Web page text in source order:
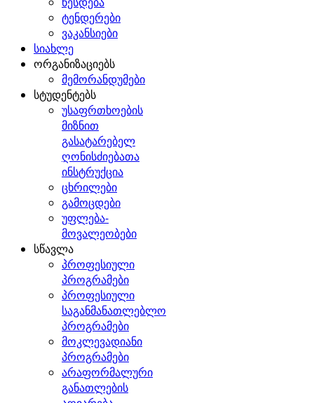
ტენდერები
ვაკანსიები
სიახლე
ორგანიზაციებს
მემორანდუმები
სტუდენტებს
უსაფრთხოების
მიზნით
გასატარებელ
ღონისძიებათა
ინსტრუქცია
ცხრილები
გამოცდები
უფლება-
მოვალეობები
სწავლა
პროფესიული
პროგრამები
პროფესიული
საგანმანათლებლო
პროგრამები
მოკლევადიანი
პროგრამები
არაფორმალური
განათლების